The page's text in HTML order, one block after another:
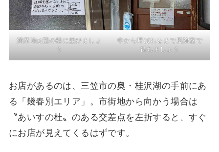
満席時は図の様に並びましょ
う
中から呼ばれるまで風除室で
待ちましょう
お店があるのは、三笠市の奥・桂沢湖の手前にあ
る「幾春別エリア」。市街地から向かう場合は
〝あいすの杜〟のある交差点を左折すると、すぐ
にお店が見えてくるはずです。